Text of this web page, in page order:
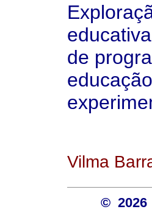
de
Vilma
© 2026